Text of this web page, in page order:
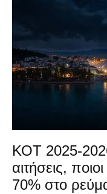
ΚΟΤ 2025-
αιτήσεις,
70% στο